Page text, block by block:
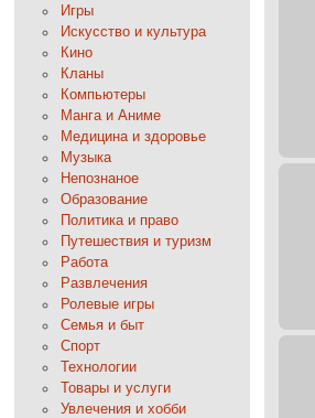
Игры
Искусство и культура
Кино
Кланы
Компьютеры
Манга и Аниме
Медицина и здоровье
Музыка
Непознаное
Образование
Политика и право
Путешествия и туризм
Работа
Развлечения
Ролевые игры
Семья и быт
Спорт
Технологии
Товары и услуги
Увлечения и хобби